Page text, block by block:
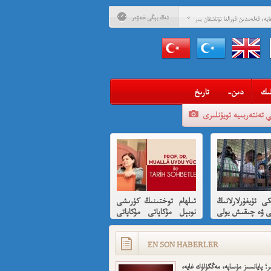
ئەڭ يېڭى خەۋەر قەلەمدىن قورالغا تۇتاشقان بىر
مۇساپىرنامە
داھىيسى: «نېتاجى» سۇبھاس
ئۇيغۇرلارغا ھىسسە 8-بۆلۈم
داھىيسى: «نېتاجى» سۇبھاس
قېرىنداشلىرىمغا خوش خەۋەر
ئارزۇ قىلغان تەشكىلاتلىرىمىز؟
ئادالەتلىك قىلامدۇ؟
ئانىلار تورى ۋە دىلدار ئەزىز
مۇئەللىم- چىقىش يولىمىز بارمۇ
خوش، ئەركىن ئاسىيا رادىيوسى
-دىن تارىخ
تەنتەربىيە ئويۇنلىرى
ئۇيغۇرلارلانىڭ
ۋە چىقىش يولى
ئانىلىز
ئىلھام توختىنىڭ كۈرىشى
نوبېل مۇكاپاتى مۇكاپاتى
بىلەن شەرەپلەندۈرۈشكە
لايىقتۇر
EN SON HABERLER
پايانسىز مۇساپە، مەڭگۈلۈك غايە،